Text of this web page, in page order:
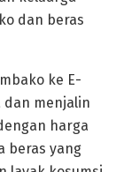
dan beras
ke E-
dan menjalin
harga
beras yang